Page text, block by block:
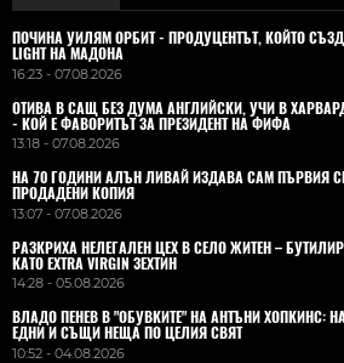
ПОЧИНА УИЛЯМ ОРБИТ - ПРОДУЦЕНТЪТ, КОЙТО
LIGHT НА МАДОНА
16:23 - 07.08.2026
ОТИВА В САЩ БЕЗ ДУМА АНГЛИЙСКИ, УЧИ В
- КОЙ Е ФАВОРИТЪТ ЗА ПРЕЗИДЕНТ НА ФИФА
13:18 - 07.08.2026
НА 70 ГОДИНИ АЛЪН ЛИВАЙ ИЗДАВА САМ ПЪРВИЯ
ПРОДАДЕНИ КОПИЯ
13:07 - 07.08.2026
РАЗКРИХА НЕЛЕГАЛЕН ЦЕХ В СЕЛО ЖИТЕН –
КАТО EXTRA VIRGIN ЗЕХТИН
14:28 - 05.08.2026
ВЛАДO ПЕНЕВ В "ОБУВКИТЕ" НА АНТЪНИ ХОПКИНС:
ЕДНИ И СЪЩИ НЕЩА ПО ЦЕЛИЯ СВЯТ
10:52 - 04.08.2026